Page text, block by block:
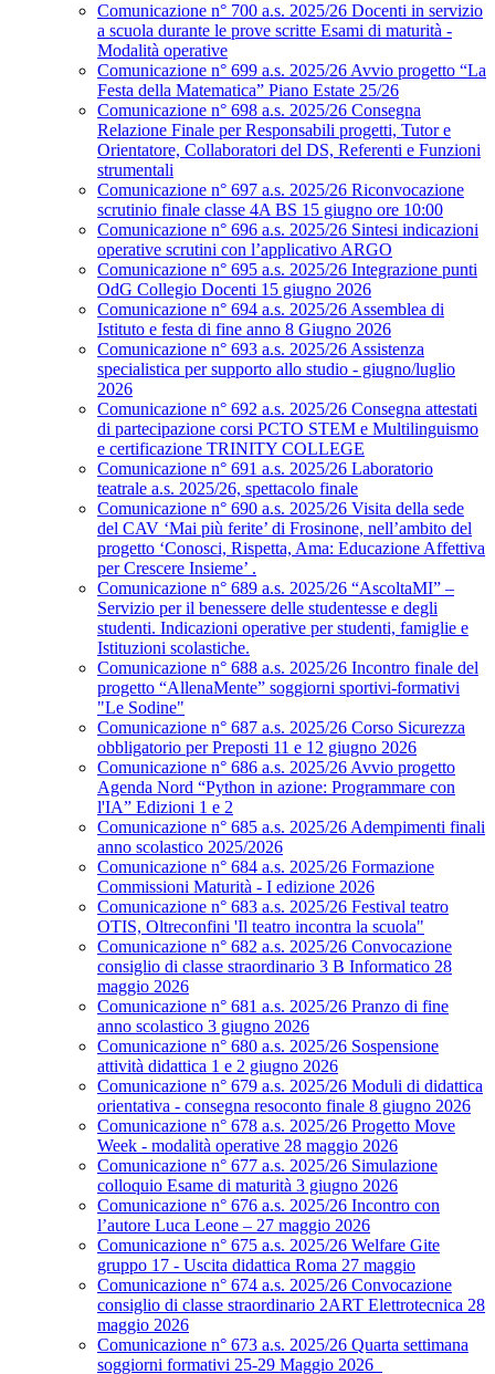
Comunicazione n° 700 a.s. 2025/26 Docenti in servizio
a scuola durante le prove scritte Esami di maturità -
Modalità operative
Comunicazione n° 699 a.s. 2025/26 Avvio progetto “La
Festa della Matematica” Piano Estate 25/26
Comunicazione n° 698 a.s. 2025/26 Consegna
Relazione Finale per Responsabili progetti, Tutor e
Orientatore, Collaboratori del DS, Referenti e Funzioni
strumentali
Comunicazione n° 697 a.s. 2025/26 Riconvocazione
scrutinio finale classe 4A BS 15 giugno ore 10:00
Comunicazione n° 696 a.s. 2025/26 Sintesi indicazioni
operative scrutini con l’applicativo ARGO
Comunicazione n° 695 a.s. 2025/26 Integrazione punti
OdG Collegio Docenti 15 giugno 2026
Comunicazione n° 694 a.s. 2025/26 Assemblea di
Istituto e festa di fine anno 8 Giugno 2026
Comunicazione n° 693 a.s. 2025/26 Assistenza
specialistica per supporto allo studio - giugno/luglio
2026
Comunicazione n° 692 a.s. 2025/26 Consegna attestati
di partecipazione corsi PCTO STEM e Multilinguismo
e certificazione TRINITY COLLEGE
Comunicazione n° 691 a.s. 2025/26 Laboratorio
teatrale a.s. 2025/26, spettacolo finale
Comunicazione n° 690 a.s. 2025/26 Visita della sede
del CAV ‘Mai più ferite’ di Frosinone, nell’ambito del
progetto ‘Conosci, Rispetta, Ama: Educazione Affettiva
per Crescere Insieme’ .
Comunicazione n° 689 a.s. 2025/26 “AscoltaMI” –
Servizio per il benessere delle studentesse e degli
studenti. Indicazioni operative per studenti, famiglie e
Istituzioni scolastiche.
Comunicazione n° 688 a.s. 2025/26 Incontro finale del
progetto “AllenaMente” soggiorni sportivi‑formativi
"Le Sodine"
Comunicazione n° 687 a.s. 2025/26 Corso Sicurezza
obbligatorio per Preposti 11 e 12 giugno 2026
Comunicazione n° 686 a.s. 2025/26 Avvio progetto
Agenda Nord “Python in azione: Programmare con
l'IA” Edizioni 1 e 2
Comunicazione n° 685 a.s. 2025/26 Adempimenti finali
anno scolastico 2025/2026
Comunicazione n° 684 a.s. 2025/26 Formazione
Commissioni Maturità - I edizione 2026
Comunicazione n° 683 a.s. 2025/26 Festival teatro
OTIS, Oltreconfini 'Il teatro incontra la scuola"
Comunicazione n° 682 a.s. 2025/26 Convocazione
consiglio di classe straordinario 3 B Informatico 28
maggio 2026
Comunicazione n° 681 a.s. 2025/26 Pranzo di fine
anno scolastico 3 giugno 2026
Comunicazione n° 680 a.s. 2025/26 Sospensione
attività didattica 1 e 2 giugno 2026
Comunicazione n° 679 a.s. 2025/26 Moduli di didattica
orientativa - consegna resoconto finale 8 giugno 2026
Comunicazione n° 678 a.s. 2025/26 Progetto Move
Week - modalità operative 28 maggio 2026
Comunicazione n° 677 a.s. 2025/26 Simulazione
colloquio Esame di maturità 3 giugno 2026
Comunicazione n° 676 a.s. 2025/26 Incontro con
l’autore Luca Leone – 27 maggio 2026
Comunicazione n° 675 a.s. 2025/26 Welfare Gite
gruppo 17 - Uscita didattica Roma 27 maggio
Comunicazione n° 674 a.s. 2025/26 Convocazione
consiglio di classe straordinario 2ART Elettrotecnica 28
maggio 2026
Comunicazione n° 673 a.s. 2025/26 Quarta settimana
soggiorni formativi 25-29 Maggio 2026